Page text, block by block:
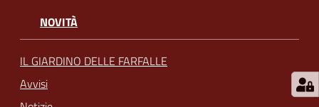
NOVITÀ
IL GIARDINO DELLE FARFALLE
Avvisi